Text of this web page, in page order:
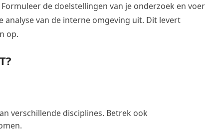
de doelstellingen van je onderzoek en voer
analyse van de interne omgeving uit. Dit levert
op.
verschillende disciplines. Betrek ook